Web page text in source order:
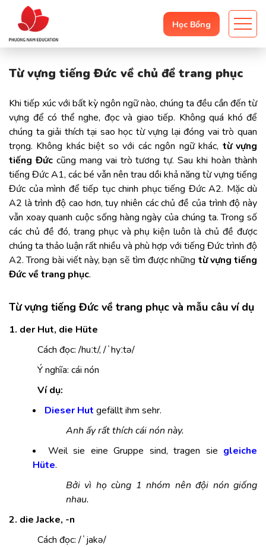
Học Bổng
Từ vựng tiếng Đức về chủ đề trang phục
Khi tiếp xúc với bất kỳ ngôn ngữ nào, chúng ta đều cần đến từ
vựng để có thể nghe, đọc và giao tiếp. Không quá khó để
chúng ta giải thích tại sao học từ vựng lại đóng vai trò quan
trọng. Không khác biệt so với các ngôn ngữ khác, từ vựng
tiếng Đứccũng mang vai trò tương tự. Sau khi hoàn thành
tiếng Đức A1, các bé vẫn nên trau dồi khả năng từ vựng tiếng
Đức của mình để tiếp tục chinh phục tiếng Đức A2. Mặc dù
A2 là trình độ cao hơn, tuy nhiên các chủ đề của trình độ này
vẫn xoay quanh cuộc sống hàng ngày của chúng ta. Trong số
các chủ đề đó, trang phục và phụ kiện luôn là chủ đề được
chúng ta thảo luận rất nhiều và phù hợp với tiếng Đức trình độ
A2. Trong bài viết này, bạn sẽ tìm được những từ vựng tiếng
Đức về trang phục.
Từ vựng tiếng Đức về trang phục và mẫu câu ví dụ
1. der Hut, die Hüte
Cách đọc: /huːt/, /ˈhyːtə/
Ý nghĩa: cái nón
Ví dụ:
Dieser Hut gefällt ihm sehr.
Anh ấy rất thích cái nón này.
Weil sie eine Gruppe sind, tragen sie gleiche
Hüte.
Bởi vì họ cùng 1 nhóm nên đội nón giống
nhau.
2. die Jacke, -n
Cách đọc: /ˈjakə/